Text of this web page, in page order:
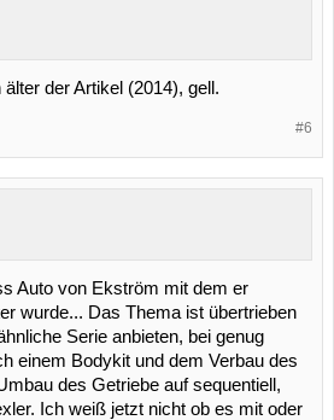
der Artikel (2014), gell.
#6
Auto von Ekström mit dem er
wurde... Das Thema ist übertrieben
Serie anbieten, bei genug
einem Bodykit und dem Verbau des
des Getriebe auf sequentiell,
Ich weiß jetzt nicht ob es mit oder